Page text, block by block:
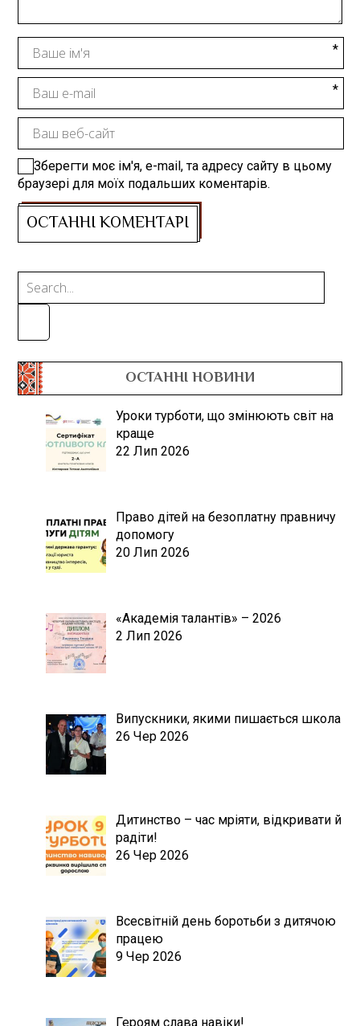
Зберегти моє ім'я, e-mail, та адресу сайту в цьому
браузері для моїх подальших коментарів.
ОСТАННІ НОВИНИ
Уроки турботи, що змінюють світ на
краще
22 Лип 2026
Право дітей на безоплатну правничу
допомогу
20 Лип 2026
«Академія талантів» – 2026
2 Лип 2026
Випускники, якими пишається школа
26 Чер 2026
Дитинство – час мріяти, відкривати й
радіти!
26 Чер 2026
Всесвітній день боротьби з дитячою
працею
9 Чер 2026
Героям слава навіки!